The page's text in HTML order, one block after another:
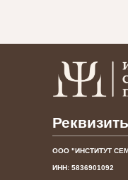
ООО "ИНСТИТУТ
ИНН: 5836901092